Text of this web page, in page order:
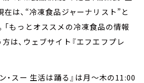
在は、“冷凍食品ジャーナリスト”と
「もっとオススメの冷凍食品の情報
方は、ウェブサイト『エフエフプレ
・スー 生活は踊る』は月～木の11:00